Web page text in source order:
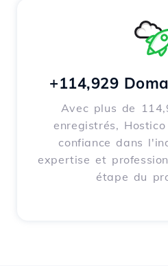
+114,929
Avec plus de
enregistrés,
confiance dans
expertise et
étape du